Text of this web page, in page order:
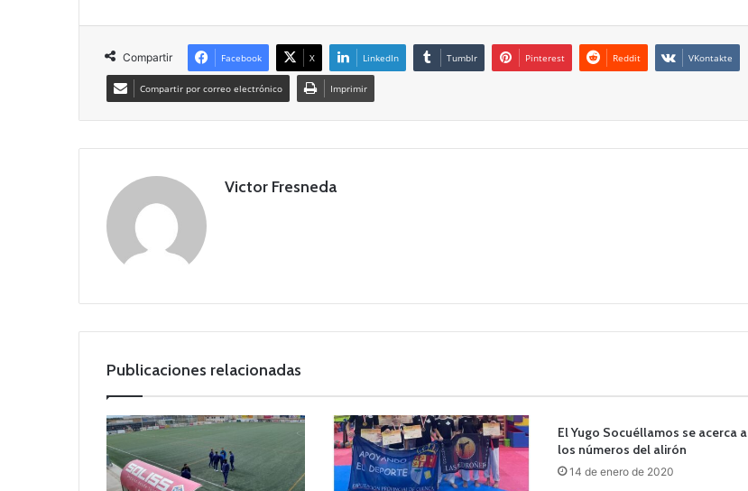
Compartir Facebook X LinkedIn Tumblr Pinterest Reddit VKontakte
Compartir por correo electrónico Imprimir
Victor Fresneda
Publicaciones relacionadas
El Yugo Socuéllamos se acerca a
los números del alirón
14 de enero de 2020